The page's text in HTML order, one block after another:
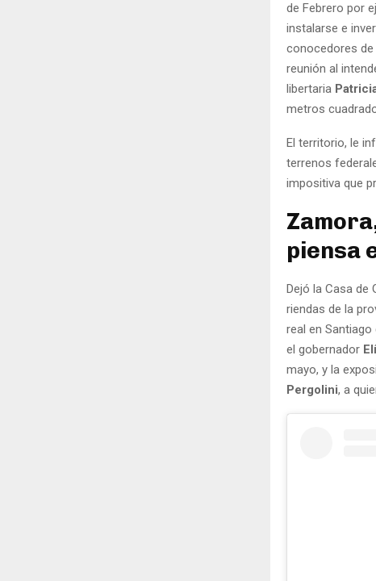
de Febrero por
instalarse e
conocedores de
reunión al
libertaria
metros
El territorio, le
terrenos
impositiva que
piensa
Dejó la Casa
riendas de la
real en
el gobernador
mayo, y la
Pergolini, a